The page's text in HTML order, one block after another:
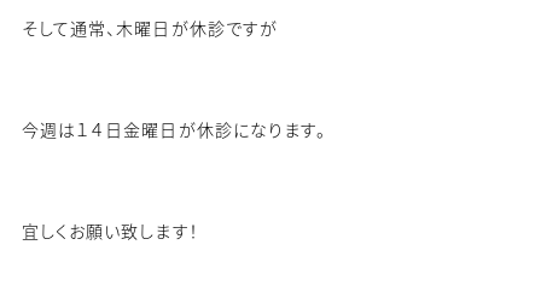
そして通常、木曜日が休診ですが
今週は１４日金曜日が休診になります。
宜しくお願い致します！